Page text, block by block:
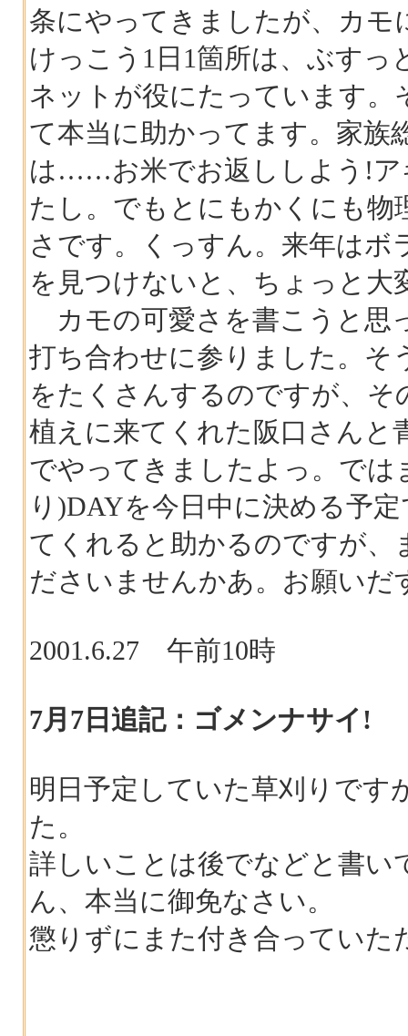
条にやってきましたが、カモ
けっこう1日1箇所は、ぶす
ネットが役にたっています
て本当に助かってます。家族
は……お米でお返ししよう!ア
たし。でもとにもかくにも物
さです。くっすん。来年は
を見つけないと、ちょっと大
カモの可愛さを書こうと思
打ち合わせに参りました。そ
をたくさんするのですが、
植えに来てくれた阪口さんと
でやってきましたよっ。では
り)DAYを今日中に決める予
てくれると助かるのですが
ださいませんかあ。お願いだ
2001.6.27 午前10時
7月7日追記：ゴメンナサイ!
明日予定していた草刈りです
た。
詳しいことは後でなどと書
ん、本当に御免なさい。
懲りずにまた付き合っていた